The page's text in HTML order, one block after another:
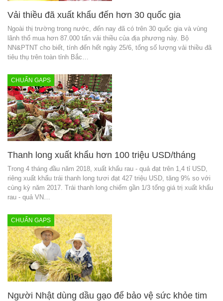
Vải thiều đã xuất khẩu đến hơn 30 quốc gia
Ngoài thị trường trong nước, đến nay đã có trên 30 quốc gia và vùng
lãnh thổ mua hơn 87.000 tấn vải thiều của địa phương này. Bộ
NN&PTNT cho biết, tính đến hết ngày 25/6, tổng số lượng vải thiều đã
tiêu thụ trên toàn tỉnh Bắc…
CHUẨN GAPS
Thanh long xuất khẩu hơn 100 triệu USD/tháng
Trong 4 tháng đầu năm 2018, xuất khẩu rau - quả đạt trên 1,4 tỉ USD,
riêng xuất khẩu trái thanh long tươi đạt 427 triệu USD, tăng 9% so với
cùng kỳ năm 2017. Trái thanh long chiếm gần 1/3 tổng giá trị xuất khẩu
rau - quả VN…
CHUẨN GAPS
Người Nhật dùng dầu gạo để bảo vệ sức khỏe tim